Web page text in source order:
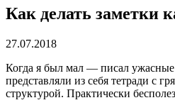
Как делать заметки
27.07.2018
Когда я был мал — писал
представляли из себя тетради с
структурой. Практически